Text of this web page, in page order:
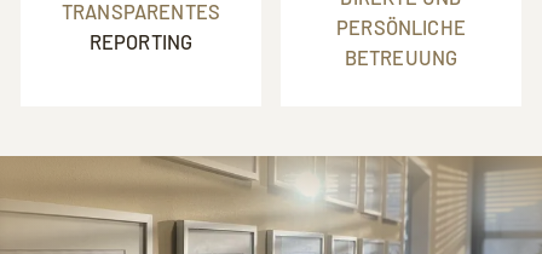
TRANSPARENTES
REPORTING
PERSÖNLICHE
BETREUUNG